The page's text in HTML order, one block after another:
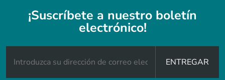
¡Suscríbete a nuestro boletín
electrónico!
ENTREGAR